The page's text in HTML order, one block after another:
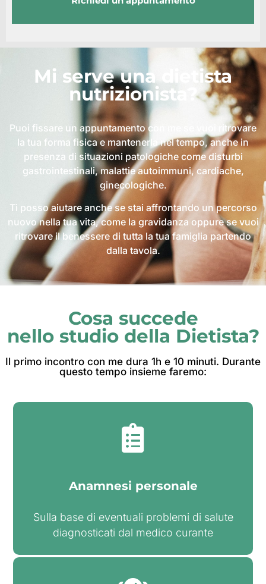
Mi serve una dietista
nutrizionista?
Puoi fissare un appuntamento con me se vuoi ritrovare
la tua forma fisica e mantenerla nel tempo, anche in
presenza di situazioni patologiche come disturbi
gastrointestinali, malattie autoimmuni, cardiache,
ginecologiche.
Ti posso aiutare anche se stai affrontando un percorso
nuovo nella tua vita, come la gravidanza oppure se vuoi
ritrovare il benessere di tutta la tua famiglia partendo
dalla tavola.
Cosa succede
nello studio della Dietista?
Il primo incontro con me dura 1h e 10 minuti. Durante
questo tempo insieme faremo:
Anamnesi personale
Sulla base di eventuali problemi di salute
diagnosticati dal medico curante​